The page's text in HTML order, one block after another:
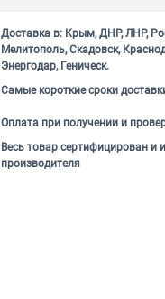
Доставка в: Крым, ДНР, ЛНР,
Мелитополь, Скадовск,
Энергодар, Геническ.
Самые короткие сроки
Оплата при получении и
Весь товар сертифицирован
производителя